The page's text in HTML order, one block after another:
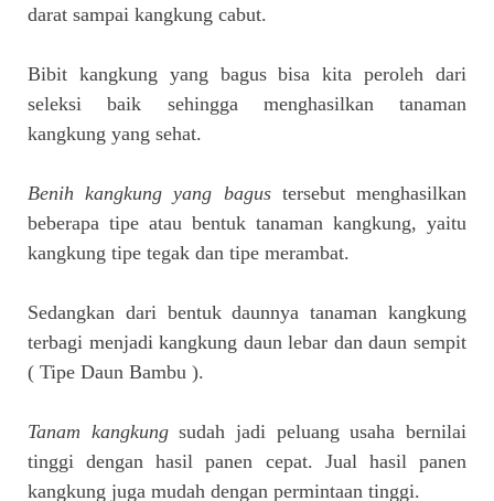
darat sampai kangkung cabut.
Bibit kangkung yang bagus bisa kita peroleh dari
seleksi baik sehingga menghasilkan tanaman
kangkung yang sehat.
Benih kangkung yang bagustersebut menghasilkan
beberapa tipe atau bentuk tanaman kangkung, yaitu
kangkung tipe tegak dan tipe merambat.
Sedangkan dari bentuk daunnya tanaman kangkung
terbagi menjadi kangkung daun lebar dan daun sempit
( Tipe Daun Bambu ).
Tanam kangkungsudah jadi peluang usaha bernilai
tinggi dengan hasil panen cepat. Jual hasil panen
kangkung juga mudah dengan permintaan tinggi.